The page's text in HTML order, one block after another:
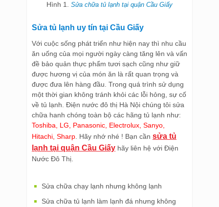
Hình 1. Sửa chữa tủ lạnh tại quận Cầu Giấy
Sửa tủ lạnh uy tín tại Cầu Giấy
Với cuộc sống phát triển như hiện nay thì nhu cầu
ăn uống của mọi người ngày càng tăng lên và vấn
đề bảo quản thực phẩm tươi sạch cũng như giữ
được hương vị của món ăn là rất quan trọng và
được đưa lên hàng đầu. Trong quá trình sử dụng
một thời gian không tránh khỏi các lỗi hỏng, sự cố
về tủ lạnh. Điện nước đô thị Hà Nội chúng tôi sửa
chữa hanh chóng toàn bộ các hãng tủ lạnh như:
Toshiba, LG, Panasonic, Electrolux, Sanyo,
Hitachi, Sharp. Hãy nhớ nhé ! Bạn cần sửa tủ
lạnh tại quận Cầu Giấy hãy liên hệ với Điện
Nước Đô Thị.
Sửa chữa chạy lạnh nhưng không lạnh
Sửa chữa tủ lạnh làm lạnh đá nhưng không